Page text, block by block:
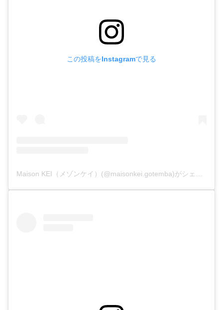
この投稿をInstagramで見る
Maison KEI（メゾンケイ）(@maisonkei.gotemba)がシェアした投稿